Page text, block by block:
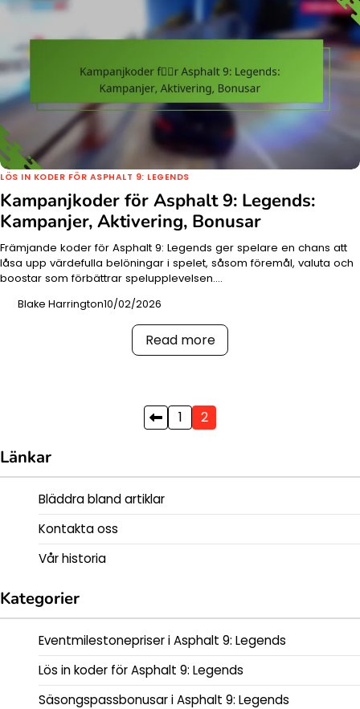
LÖS IN KODER FÖR ASPHALT 9: LEGENDS
Kampanjkoder för Asphalt 9: Legends:
Kampanjer, Aktivering, Bonusar
Främjande koder för Asphalt 9: Legends ger spelare en chans att
låsa upp värdefulla belöningar i spelet, såsom föremål, valuta och
boostar som förbättrar spelupplevelsen.…
Blake Harrington10/02/2026
Read more
pagination
1 2
Länkar
Bläddra bland artiklar
Kontakta oss
Vår historia
Kategorier
Eventmilestonepriser i Asphalt 9: Legends
Lös in koder för Asphalt 9: Legends
Säsongspassbonusar i Asphalt 9: Legends